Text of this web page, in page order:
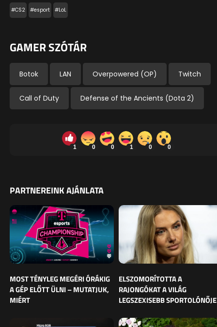
#CS2 #esport #LoL
GAMER SZÓTÁR
Botok LAN Overpowered (OP) Twitch
Call of Duty Defense of the Ancients (Dota 2)
1 0 0 1 0 0
PARTNEREINK AJÁNLATA
MOST TÉNYLEG MEGÉRI ÓRÁKIG
A GÉP ELŐTT ÜLNI – MUTATJUK,
MIÉRT
ELSZOMORÍTOTTA A
RAJONGÓKAT A VILÁG
LEGSZEXISEBB SPORTOLÓNŐJE